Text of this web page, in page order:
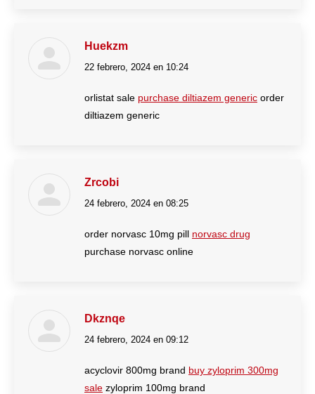
Huekzm
dice:
22 febrero, 2024 en 10:24
orlistat sale purchase diltiazem generic order
diltiazem generic
Zrcobi
dice:
24 febrero, 2024 en 08:25
order norvasc 10mg pill norvasc drug
purchase norvasc online
Dkznqe
dice:
24 febrero, 2024 en 09:12
acyclovir 800mg brand buy zyloprim 300mg
sale zyloprim 100mg brand